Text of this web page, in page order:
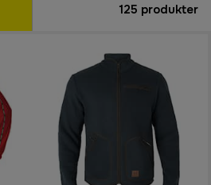
125 produkter